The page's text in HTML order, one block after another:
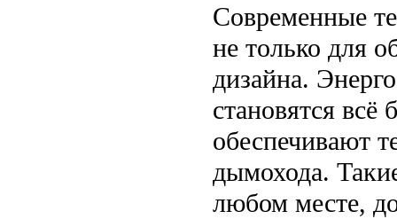
Современные
не только для
дизайна.
становятся
обеспечивают
дымохода.
любом месте,